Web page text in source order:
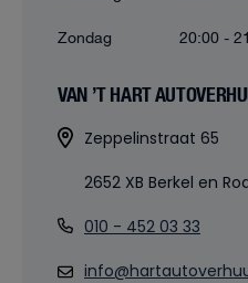
Zondag
20:00 -
VAN ’T HART
Zeppelinstraat 65
2652 XB Berkel en
010 - 452 03 33